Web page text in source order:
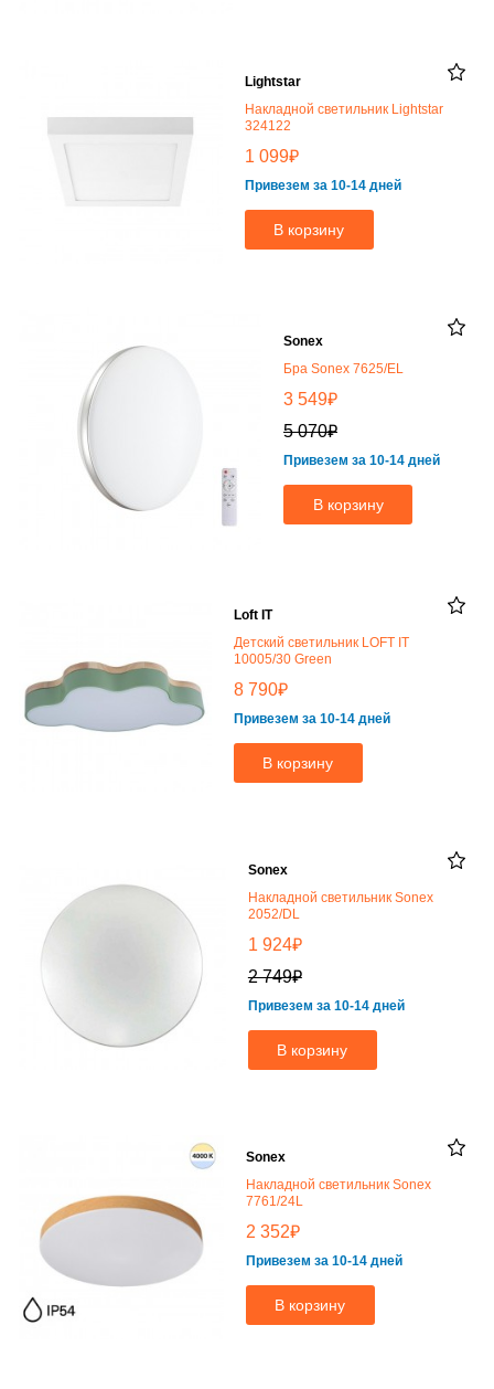
Lightstar
Накладной светильник Lightstar
324122
1 099₽
Привезем за 10-14 дней
В корзину
Sonex
Бра Sonex 7625/EL
3 549₽
5 070₽
Привезем за 10-14 дней
В корзину
Loft IT
Детский светильник LOFT IT
10005/30 Green
8 790₽
Привезем за 10-14 дней
В корзину
Sonex
Накладной светильник Sonex
2052/DL
1 924₽
2 749₽
Привезем за 10-14 дней
В корзину
Sonex
Накладной светильник Sonex
7761/24L
2 352₽
Привезем за 10-14 дней
В корзину